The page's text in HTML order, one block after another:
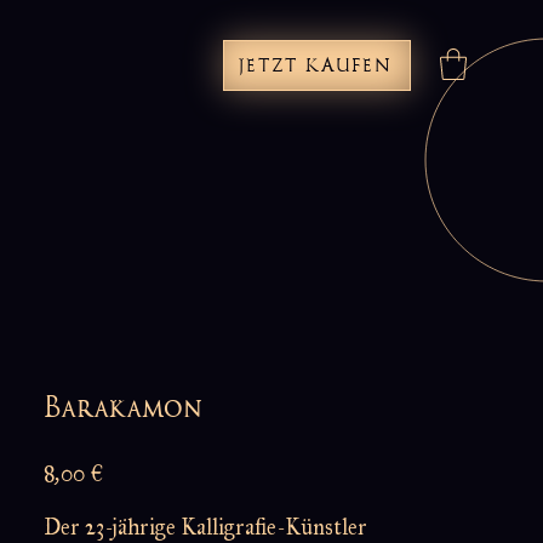
JETZT KAUFEN
Barakamon
8,00 €
Der 23-jährige Kalligrafie-Künstler